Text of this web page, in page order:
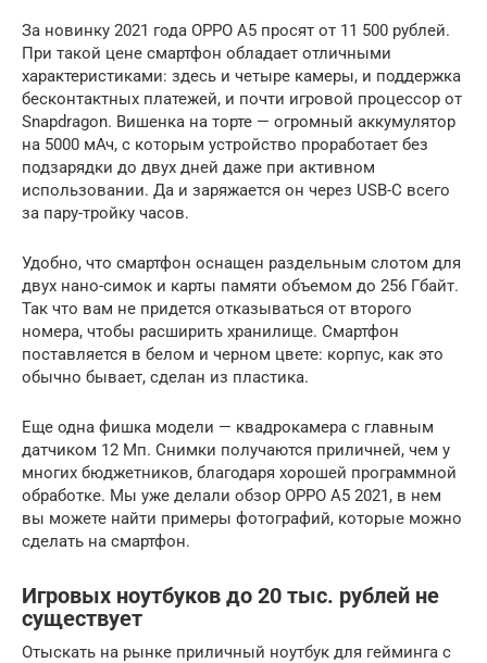
За новинку 2021 года OPPO A5 просят от 11 500 рублей.
При такой цене смартфон обладает отличными
характеристиками: здесь и четыре камеры, и поддержка
бесконтактных платежей, и почти игровой процессор от
Snapdragon. Вишенка на торте — огромный аккумулятор
на 5000 мАч, с которым устройство проработает без
подзарядки до двух дней даже при активном
использовании. Да и заряжается он через USB-C всего
за пару-тройку часов.
Удобно, что смартфон оснащен раздельным слотом для
двух нано-симок и карты памяти объемом до 256 Гбайт.
Так что вам не придется отказываться от второго
номера, чтобы расширить хранилище. Смартфон
поставляется в белом и черном цвете: корпус, как это
обычно бывает, сделан из пластика.
Еще одна фишка модели — квадрокамера с главным
датчиком 12 Мп. Снимки получаются приличней, чем у
многих бюджетников, благодаря хорошей программной
обработке. Мы уже делали обзор OPPO A5 2021, в нем
вы можете найти примеры фотографий, которые можно
сделать на смартфон.
Игровых ноутбуков до 20 тыс. рублей не
существует
Отыскать на рынке приличный ноутбук для гейминга с